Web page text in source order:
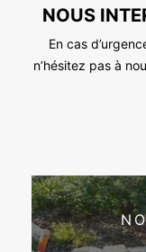
NOUS
En cas
n’hésitez pas à